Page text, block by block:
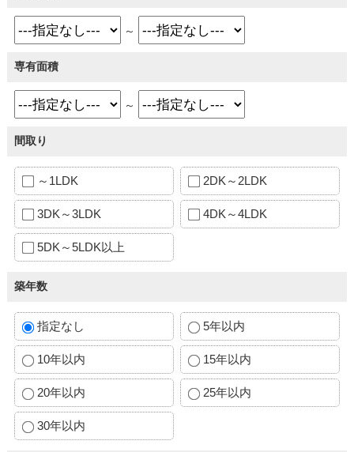
～
専有面積
～
間取り
～1LDK 2DK～2LDK
3DK～3LDK 4DK～4LDK
5DK～5LDK以上
築年数
指定なし 5年以内
10年以内 15年以内
20年以内 25年以内
30年以内